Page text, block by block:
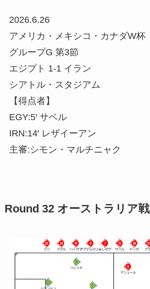
2026.6.26
アメリカ・メキシコ・カナダW杯
グループG 第3節
エジプト 1-1 イラン
シアトル・スタジアム
【得点者】
EGY:5′ サベル
IRN:14′ レザイーアン
主審:シモン・マルチニャク
Round 32 オーストラリア戦